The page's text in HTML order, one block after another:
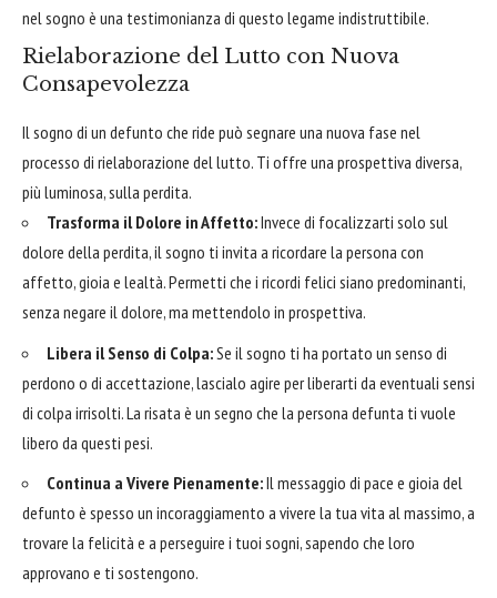
nel sogno è una testimonianza di questo legame indistruttibile.
Rielaborazione del Lutto con Nuova
Consapevolezza
Il sogno di un defunto che ride può segnare una nuova fase nel
processo di rielaborazione del lutto. Ti offre una prospettiva diversa,
più luminosa, sulla perdita.
Trasforma il Dolore in Affetto:Invece di focalizzarti solo sul
dolore della perdita, il sogno ti invita a ricordare la persona con
affetto, gioia e lealtà. Permetti che i ricordi felici siano predominanti,
senza negare il dolore, ma mettendolo in prospettiva.
Libera il Senso di Colpa:Se il sogno ti ha portato un senso di
perdono o di accettazione, lascialo agire per liberarti da eventuali sensi
di colpa irrisolti. La risata è un segno che la persona defunta ti vuole
libero da questi pesi.
Continua a Vivere Pienamente:Il messaggio di pace e gioia del
defunto è spesso un incoraggiamento a vivere la tua vita al massimo, a
trovare la felicità e a perseguire i tuoi sogni, sapendo che loro
approvano e ti sostengono.